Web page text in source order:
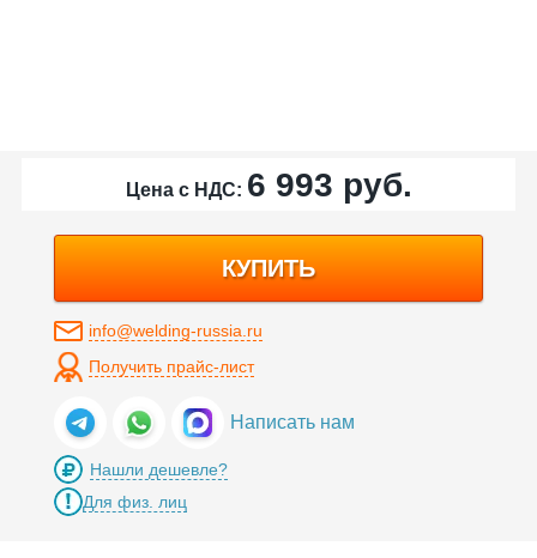
Цена с НДС: 6 993 руб.
КУПИТЬ
info@welding-russia.ru
Получить прайс-лист
Написать нам
Нашли дешевле?
Для физ. лиц